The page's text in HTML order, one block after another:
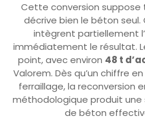
Cette conversion
décrive bien le béton
intègrent partiellement
immédiatement le résultat.
point, avec environ 48 t
Valorem. Dès qu’un chiffre
ferraillage, la reconversion
méthodologique produit
de béton